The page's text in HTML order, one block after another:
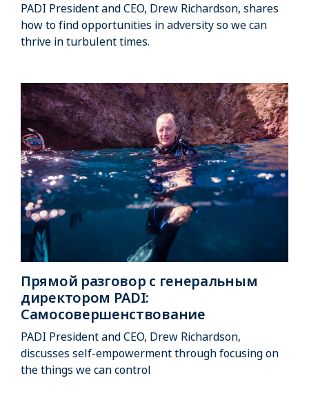
PADI President and CEO, Drew Richardson, shares
how to find opportunities in adversity so we can
thrive in turbulent times.
Прямой разговор с генеральным
директором PADI:
Самосовершенствование
PADI President and CEO, Drew Richardson,
discusses self-empowerment through focusing on
the things we can control